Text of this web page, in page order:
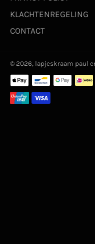
KLACHTENREGELING
CONTACT
© 2026, lapjeskraam paul
Betaalmethoden